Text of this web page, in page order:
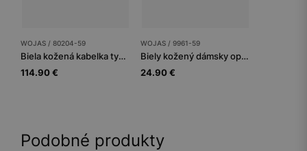
WOJAS / 80204-59
Biela kožená kabelka typu kufrík
114.90 €
WOJAS / 9961-59
Biely kožený dámsky opasok so striebornou prackou
24.90 €
Podobné produkty